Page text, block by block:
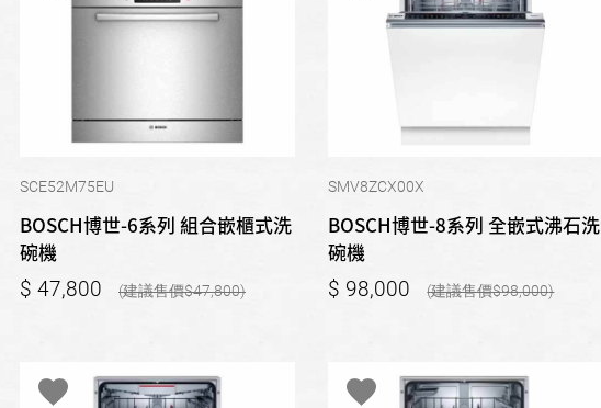
SCE52M75EU
BOSCH博世-6系列 組合嵌櫃式洗
碗機
47,800 47,800
SMV8ZCX00X
BOSCH博世-8系列 全嵌式沸石洗
碗機
98,000 98,000